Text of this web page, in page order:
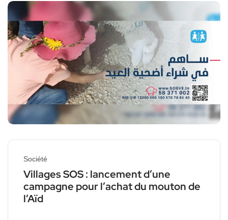
Société
Villages SOS : lancement d’une
campagne pour l’achat du mouton de
l’Aïd